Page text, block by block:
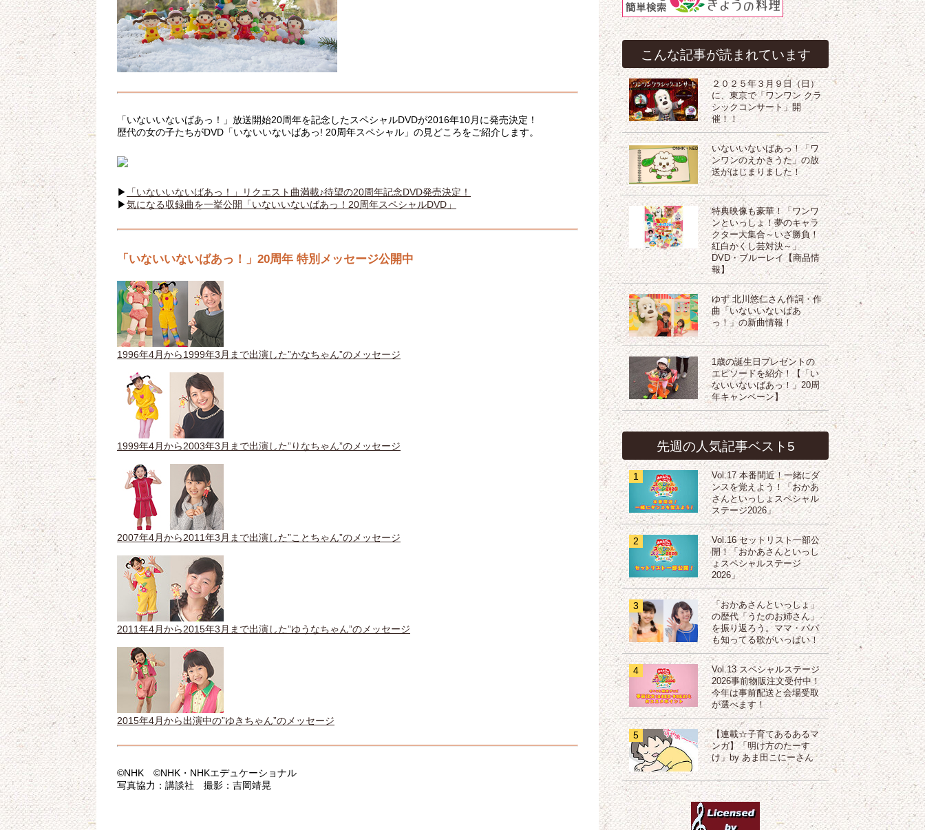
「いないいないばあっ！」放送開始20周年を記念したスペシャルDVDが2016年10月に発売決定！
歴代の女の子たちがDVD「いないいないばあっ! 20周年スペシャル」の見どころをご紹介します。
▶
「いないいないばあっ！」リクエスト曲満載♪待望の20周年記念DVD発売決定！
▶気になる収録曲を一挙公開「いないいないばあっ！20周年スペシャルDVD」
「いないいないばあっ！」20周年 特別メッセージ公開中
1996年4月から1999年3月まで出演した”かなちゃん”のメッセージ
1999年4月から2003年3月まで出演した”りなちゃん”のメッセージ
2007年4月から2011年3月まで出演した”ことちゃん”のメッセージ
2011年4月から2015年3月まで出演した”ゆうなちゃん”のメッセージ
2015年4月から出演中の”ゆきちゃん”のメッセージ
©NHK ©NHK・NHKエデュケーショナル
写真協力：講談社 撮影：吉岡靖晃
こんな記事が読まれています
２０２５年３月９日（日）
に、東京で「ワンワン クラ
シックコンサート」開
催！！
いないいないばあっ！「ワ
ンワンのえかきうた」の放
送がはじまりました！
特典映像も豪華！「ワンワ
ンといっしょ！夢のキャラ
クター大集合～いざ勝負！
紅白かくし芸対決～」
DVD・ブルーレイ【商品情
報】
ゆず 北川悠仁さん作詞・作
曲「いないいないばあ
っ！」の新曲情報！
1歳の誕生日プレゼントの
エピソードを紹介！【「い
ないいないばあっ！」20周
年キャンペーン】
先週の人気記事ベスト5
1
Vol.17 本番間近！一緒にダ
ンスを覚えよう！「おかあ
さんといっしょスペシャル
ステージ2026」
2
Vol.16 セットリスト一部公
開！「おかあさんといっし
ょスペシャルステージ
2026」
3
「おかあさんといっしょ」
の歴代「うたのお姉さん」
を振り返ろう。ママ・パパ
も知ってる歌がいっぱい！
4
Vol.13 スペシャルステージ
2026事前物販注文受付中！
今年は事前配送と会場受取
が選べます！
5
【連載☆子育てあるあるマ
ンガ】「明け方のたーす
け」by あま田こにーさん